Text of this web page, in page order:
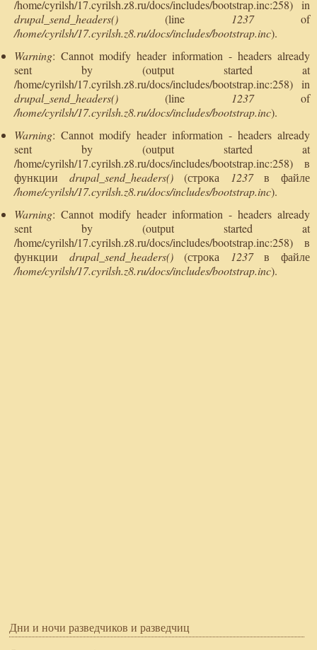
/home/cyrilsh/17.cyrilsh.z8.ru/docs/includes/bootstrap.inc:258) in
drupal_send_headers() (line 1237of
/home/cyrilsh/17.cyrilsh.z8.ru/docs/includes/bootstrap.inc).
Warning: Cannot modify header information - headers already
sent by (output started at
/home/cyrilsh/17.cyrilsh.z8.ru/docs/includes/bootstrap.inc:258) in
drupal_send_headers() (line 1237of
/home/cyrilsh/17.cyrilsh.z8.ru/docs/includes/bootstrap.inc).
Warning: Cannot modify header information - headers already
sent by (output started at
/home/cyrilsh/17.cyrilsh.z8.ru/docs/includes/bootstrap.inc:258) в
функции drupal_send_headers()(строка 1237в файле
/home/cyrilsh/17.cyrilsh.z8.ru/docs/includes/bootstrap.inc).
Warning: Cannot modify header information - headers already
sent by (output started at
/home/cyrilsh/17.cyrilsh.z8.ru/docs/includes/bootstrap.inc:258) в
функции drupal_send_headers()(строка 1237в файле
/home/cyrilsh/17.cyrilsh.z8.ru/docs/includes/bootstrap.inc).
Дни и ночи разведчиков и разведчиц